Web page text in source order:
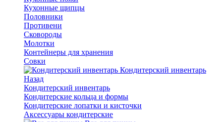
Кухонные щипцы
Половники
Противени
Сковороды
Молотки
Контейнеры для хранения
Совки
Кондитерский инвентарь
Назад
Кондитерский инвентарь
Кондитерские кольца и формы
Кондитерские лопатки и кисточки
Аксессуары кондитерские